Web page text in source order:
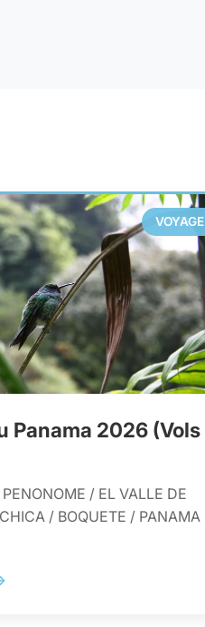
VOYAGE
Panama 2026 (Vols
/ EL VALLE DE
/ BOQUETE / PANAMA